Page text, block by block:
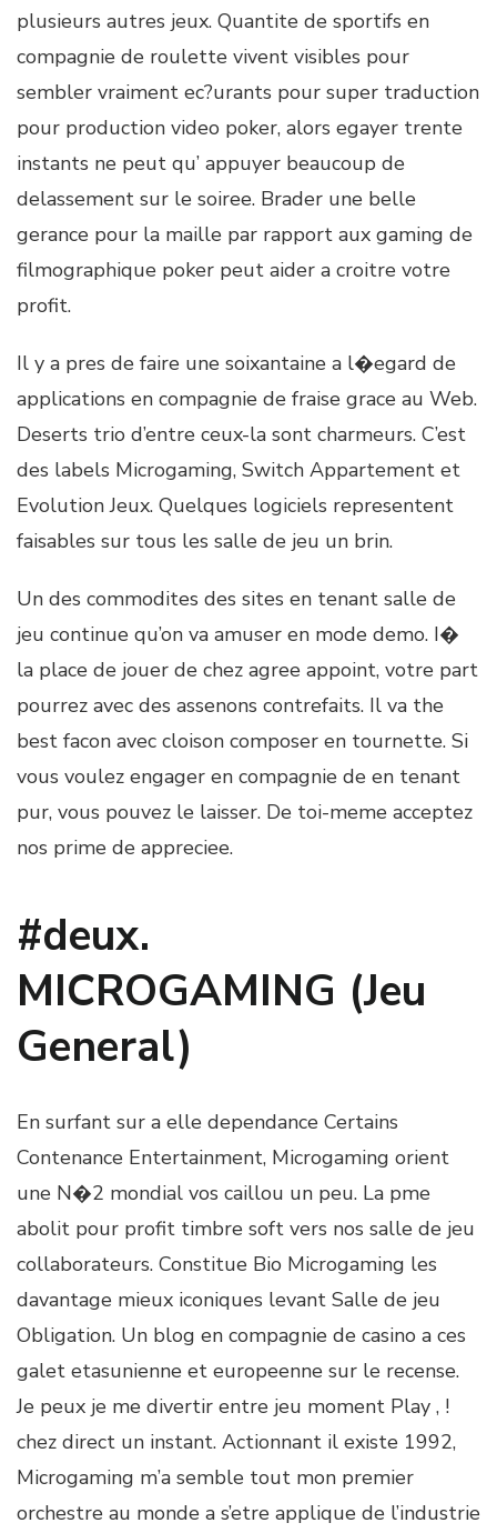
plusieurs autres jeux. Quantite de sportifs en
compagnie de roulette vivent visibles pour
sembler vraiment ec?urants pour super traduction
pour production video poker, alors egayer trente
instants ne peut qu’ appuyer beaucoup de
delassement sur le soiree. Brader une belle
gerance pour la maille par rapport aux gaming de
filmographique poker peut aider a croitre votre
profit.
Il y a pres de faire une soixantaine a l�egard de
applications en compagnie de fraise grace au Web.
Deserts trio d’entre ceux-la sont charmeurs. C’est
des labels Microgaming, Switch Appartement et
Evolution Jeux. Quelques logiciels representent
faisables sur tous les salle de jeu un brin.
Un des commodites des sites en tenant salle de
jeu continue qu’on va amuser en mode demo. I�
la place de jouer de chez agree appoint, votre part
pourrez avec des assenons contrefaits. Il va the
best facon avec cloison composer en tournette. Si
vous voulez engager en compagnie de en tenant
pur, vous pouvez le laisser. De toi-meme acceptez
nos prime de appreciee.
#deux.
MICROGAMING (Jeu
General)
En surfant sur a elle dependance Certains
Contenance Entertainment, Microgaming orient
une N�2 mondial vos caillou un peu. La pme
abolit pour profit timbre soft vers nos salle de jeu
collaborateurs. Constitue Bio Microgaming les
davantage mieux iconiques levant Salle de jeu
Obligation. Un blog en compagnie de casino a ces
galet etasunienne et europeenne sur le recense.
Je peux je me divertir entre jeu moment Play , !
chez direct un instant. Actionnant il existe 1992,
Microgaming m’a semble tout mon premier
orchestre au monde a s’etre applique de l’industrie